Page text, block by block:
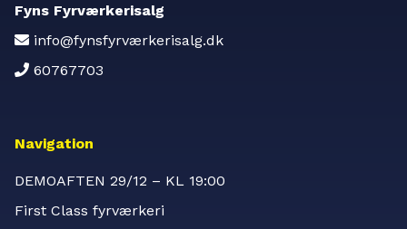
Fyns Fyrværkerisalg
info@fynsfyrværkerisalg.dk
60767703
Navigation
DEMOAFTEN 29/12 – KL 19:00
First Class fyrværkeri